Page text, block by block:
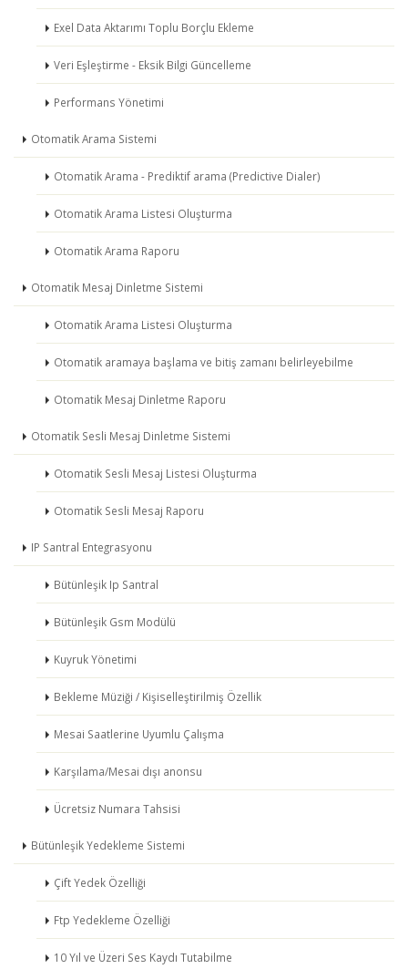
Exel Data Aktarımı Toplu Borçlu Ekleme
Veri Eşleştirme - Eksik Bilgi Güncelleme
Performans Yönetimi
Otomatik Arama Sistemi
Otomatik Arama - Prediktif arama (Predictive Dialer)
Otomatik Arama Listesi Oluşturma
Otomatik Arama Raporu
Otomatik Mesaj Dinletme Sistemi
Otomatik Arama Listesi Oluşturma
Otomatik aramaya başlama ve bitiş zamanı belirleyebilme
Otomatik Mesaj Dinletme Raporu
Otomatik Sesli Mesaj Dinletme Sistemi
Otomatik Sesli Mesaj Listesi Oluşturma
Otomatik Sesli Mesaj Raporu
IP Santral Entegrasyonu
Bütünleşik Ip Santral
Bütünleşik Gsm Modülü
Kuyruk Yönetimi
Bekleme Müziği / Kişiselleştirilmiş Özellik
Mesai Saatlerine Uyumlu Çalışma
Karşılama/Mesai dışı anonsu
Ücretsiz Numara Tahsisi
Bütünleşik Yedekleme Sistemi
Çift Yedek Özelliği
Ftp Yedekleme Özelliği
10 Yıl ve Üzeri Ses Kaydı Tutabilme